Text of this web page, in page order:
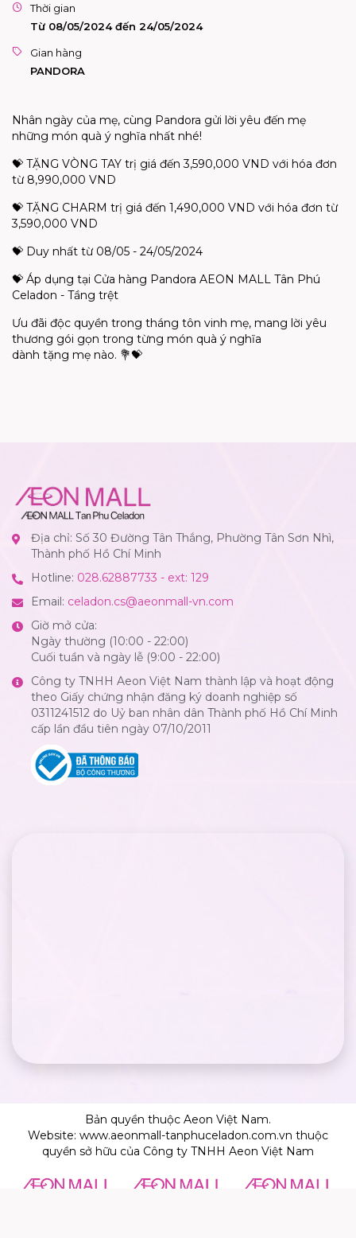
Thời gian
Từ 08/05/2024 đến 24/05/2024
Gian hàng
PANDORA
Nhân ngày của mẹ, cùng Pandora gửi lời yêu đến mẹ
những món quà ý nghĩa nhất nhé!
💝 TẶNG VÒNG TAY trị giá đến 3,590,000 VND với hóa đơn
từ 8,990,000 VND
💝 TẶNG CHARM trị giá đến 1,490,000 VND với hóa đơn từ
3,590,000 VND
💝 Duy nhất từ 08/05 - 24/05/2024
💝 Áp dụng tại Cửa hàng Pandora AEON MALL Tân Phú
Celadon - Tầng trệt
Ưu đãi độc quyền trong tháng tôn vinh mẹ, mang lời yêu
thương gói gọn trong từng món quà ý nghĩa
dành tặng mẹ nào. 💐💝
Địa chỉ: Số 30 Đường Tân Thắng, Phường Tân Sơn Nhì,
Thành phố Hồ Chí Minh
Hotline: 028.62887733 - ext: 129
Email: celadon.cs@aeonmall-vn.com
Giờ mở cửa:
Ngày thường (10:00 - 22:00)
Cuối tuần và ngày lễ (9:00 - 22:00)
Công ty TNHH Aeon Việt Nam thành lập và hoạt động
theo Giấy chứng nhận đăng ký doanh nghiệp số
0311241512 do Uỷ ban nhân dân Thành phố Hồ Chí Minh
cấp lần đầu tiên ngày 07/10/2011
Bản quyền thuộc Aeon Việt Nam.
Website: www.aeonmall-tanphuceladon.com.vn thuộc
quyền sở hữu của Công ty TNHH Aeon Việt Nam